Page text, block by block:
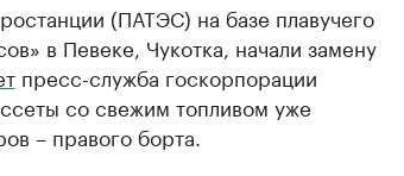
(ПАТЭС) на базе плавучего
в Певеке, Чукотка, начали замену
пресс-служба госкорпорации
со свежим топливом уже
– правого борта.